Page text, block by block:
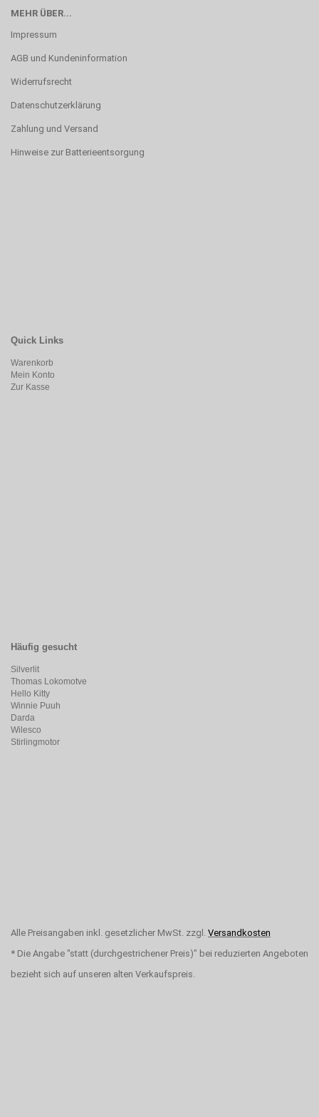
MEHR ÜBER...
Impressum
AGB und Kundeninformation
Widerrufsrecht
Datenschutzerklärung
Zahlung und Versand
Hinweise zur Batterieentsorgung
Quick Links
Warenkorb
Mein Konto
Zur Kasse
Häufig gesucht
Silverlit
Thomas Lokomotve
Hello Kitty
Winnie Puuh
Darda
Wilesco
Stirlingmotor
Alle Preisangaben inkl. gesetzlicher MwSt. zzgl. Versandkosten
* Die Angabe "statt (durchgestrichener Preis)" bei reduzierten Angeboten
bezieht sich auf unseren alten Verkaufspreis.